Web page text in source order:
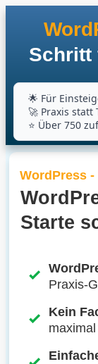
Schritt
🌟 Für
🚀 Praxis statt
⭐ Über 750
WordPress
Starte
Praxis-
Kein